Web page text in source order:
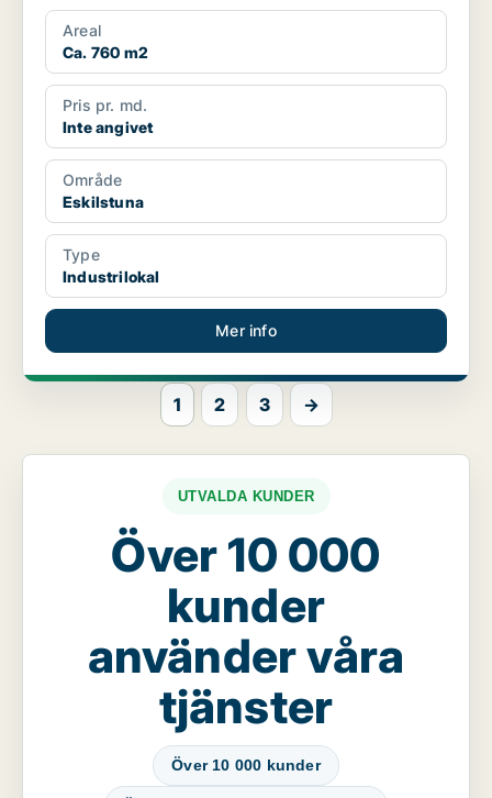
Areal
Ca. 760 m2
Pris pr. md.
Inte angivet
Område
Eskilstuna
Type
Industrilokal
Mer info
1 2 3 →
UTVALDA KUNDER
Över 10 000
kunder
använder våra
tjänster
Över 10 000 kunder